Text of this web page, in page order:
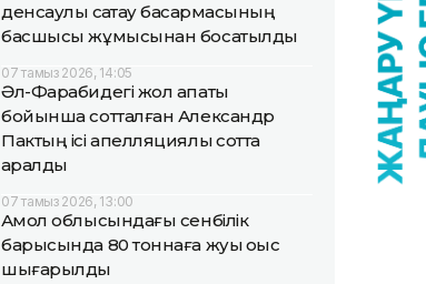
денсаулық сақтау басқармасының
басшысы жұмысынан босатылды
07 тамыз 2026, 14:05
Әл-Фарабидегі жол апаты
бойынша сотталған Александр
Пактың ісі апелляциялық сотта
қаралды
07 тамыз 2026, 13:00
Ақмол облысындағы сенбілік
барысында 80 тоннаға жуық қоқыс
шығарылды